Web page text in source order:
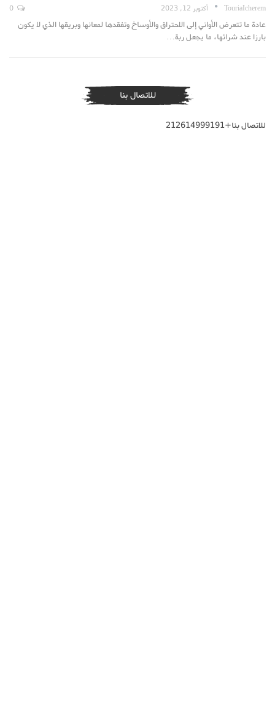
TouriaIcherem أكتوبر 12, 2023
عادة ما تتعرض الأواني إلى الاحتراق والأوساخ وتفقدها لمعانها وبريقها الذي لا يكون
بارزا عند شرائها، ما يجعل ربة…
للاتصال بنا
للاتصال بنا+212614999191